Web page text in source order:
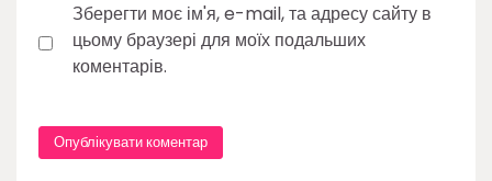
Зберегти моє ім'я, e-mail, та адресу сайту в
цьому браузері для моїх подальших
коментарів.